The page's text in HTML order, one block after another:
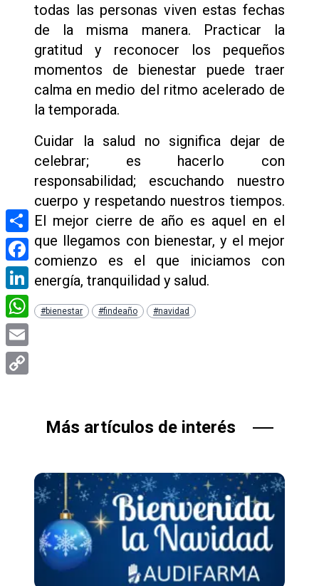
todas las personas viven estas fechas
de la misma manera. Practicar la
gratitud y reconocer los pequeños
momentos de bienestar puede traer
calma en medio del ritmo acelerado de
la temporada.
Cuidar la salud no significa dejar de
celebrar; es hacerlo con
responsabilidad; escuchando nuestro
cuerpo y respetando nuestros tiempos.
El mejor cierre de año es aquel en el
que llegamos con bienestar, y el mejor
comienzo es el que iniciamos con
energía, tranquilidad y salud.
#bienestar #findeaño #navidad
Más artículos de interés
Compartir
Facebook
LinkedIn
WhatsApp
Email